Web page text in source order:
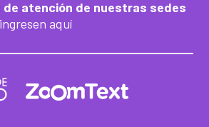
de atención de nuestras sedes
ingresen aquí